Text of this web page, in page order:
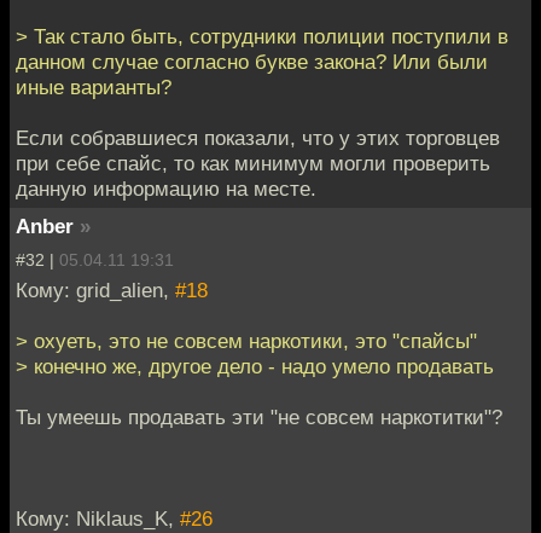
> Так стало быть, сотрудники полиции поступили в
данном случае согласно букве закона? Или были
иные варианты?
Если собравшиеся показали, что у этих торговцев
при себе спайс, то как минимум могли проверить
данную информацию на месте.
Anber »
#32 | 05.04.11 19:31
Кому: grid_alien, #18
> охуеть, это не совсем наркотики, это "спайсы"
> конечно же, другое дело - надо умело продавать
Ты умеешь продавать эти "не совсем наркотитки"?
Кому: Niklaus_K, #26